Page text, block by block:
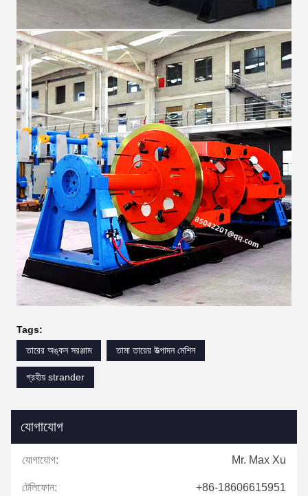
Tags:
তারের অঙ্কন সরঞ্জাম
তামা তারের উত্পাদন মেশিন
গ্রহীয় strander
যোগাযোগ
যোগাযোগ: Mr. Max Xu
টেলিফোন: +86-18606615951